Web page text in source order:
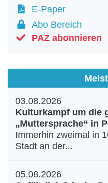
E-Paper
Abo Bereich
PAZ abonnieren
03.08.2026
Kulturkampf um die
„Muttersprache“ in
Immerhin zweimal in
Stadt an der...
05.08.2026